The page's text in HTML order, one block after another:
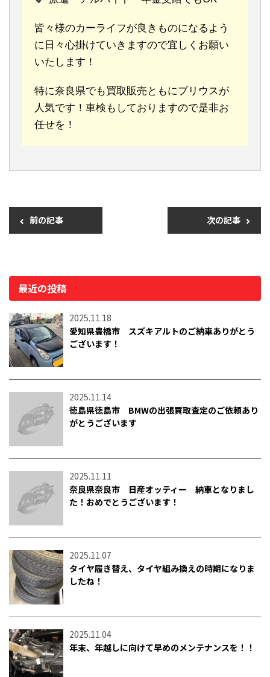
皆々様のカーライフが良きものになるよう
に日々心掛けていきますので宜しくお願い
いたします！
特に奈良県でも買取販売ともにプリウスが
人気です！車検もしておりますので是非お
任せを！
前の記事 次の記事
最近の投稿
2025.11.18
愛知県豊橋市 スズキアルトのご納車ありがとう
ございます！
2025.11.14
徳島県徳島市 BMWの出張買取査定のご依頼あり
がとうございます
2025.11.11
奈良県奈良市 日産オッティー 納車となりまし
た！おめでとうございます！
2025.11.07
タイヤ履き替え、タイヤ組み換えの時期になりま
したね！
2025.11.04
年末、年越しに向けて早めのメンテナンスを！！